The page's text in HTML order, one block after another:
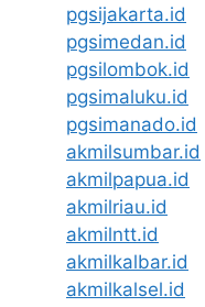
pgsijakarta.id
pgsimedan.id
pgsilombok.id
pgsimaluku.id
pgsimanado.id
akmilsumbar.id
akmilpapua.id
akmilriau.id
akmilntt.id
akmilkalbar.id
akmilkalsel.id